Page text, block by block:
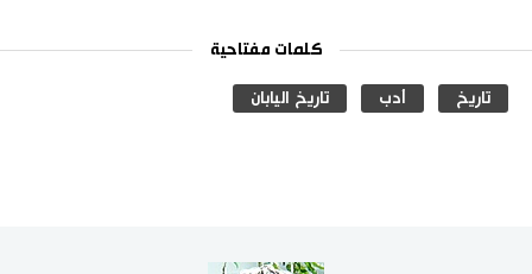
كلمات مفتاحية
تاريخ أدب تاريخ اليابان